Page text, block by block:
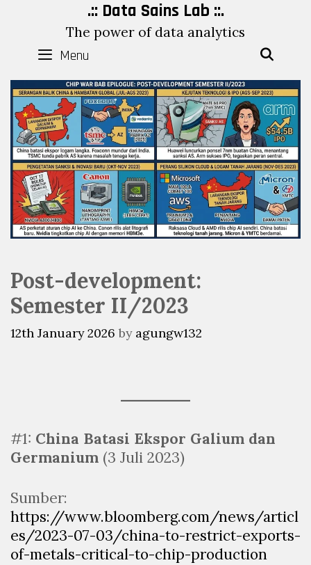
content
.:: Data Sains Lab ::.
The power of data analytics
Menu
Post-development:
Semester II/2023
12th January 2026 by agungw132
#1: China Batasi Ekspor Galium dan
Germanium (3 Juli 2023)
Sumber:
https://www.bloomberg.com/news/articl
es/2023-07-03/china-to-restrict-exports-
of-metals-critical-to-chip-production